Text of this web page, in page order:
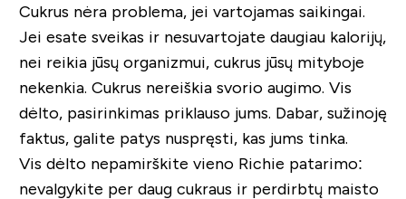
Cukrus nėra problema, jei vartojamas saikingai.
Jei esate sveikas ir nesuvartojate daugiau kalorijų,
nei reikia jūsų organizmui, cukrus jūsų mityboje
nekenkia. Cukrus nereiškia svorio augimo. Vis
dėlto, pasirinkimas priklauso jums. Dabar, sužinoję
faktus, galite patys nuspręsti, kas jums tinka.
Vis dėlto nepamirškite vieno Richie patarimo:
nevalgykite per daug cukraus ir perdirbtų maisto